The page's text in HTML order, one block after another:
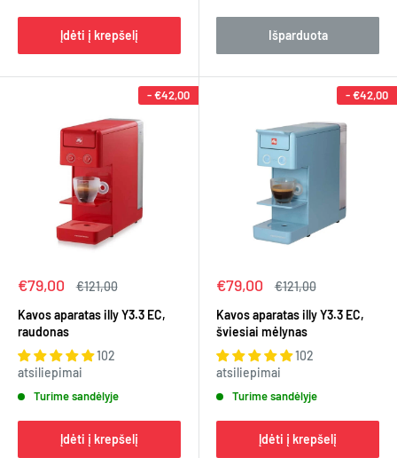
Įdėti į krepšelį Išparduota
-€42,00
Kaina
€79,00
Įprasta
€121,00
Kavos aparatas illy Y3.3 EC,
raudonas
102
atsiliepimai
Turime sandėlyje
Įdėti į krepšelį
-€42,00
Kaina
€79,00
Įprasta
€121,00
Kavos aparatas illy Y3.3 EC,
šviesiai mėlynas
102
atsiliepimai
Turime sandėlyje
Įdėti į krepšelį